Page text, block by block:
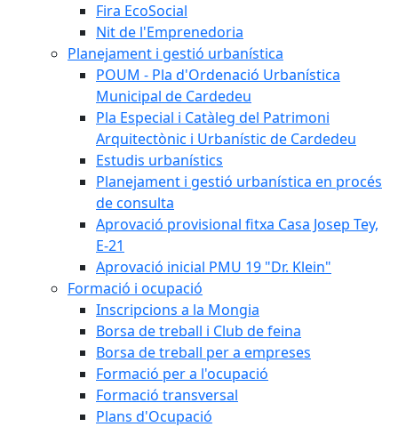
Fira EcoSocial
Nit de l'Emprenedoria
Planejament i gestió urbanística
POUM - Pla d'Ordenació Urbanística
Municipal de Cardedeu
Pla Especial i Catàleg del Patrimoni
Arquitectònic i Urbanístic de Cardedeu
Estudis urbanístics
Planejament i gestió urbanística en procés
de consulta
Aprovació provisional fitxa Casa Josep Tey,
E-21
Aprovació inicial PMU 19 "Dr. Klein"
Formació i ocupació
Inscripcions a la Mongia
Borsa de treball i Club de feina
Borsa de treball per a empreses
Formació per a l'ocupació
Formació transversal
Plans d'Ocupació